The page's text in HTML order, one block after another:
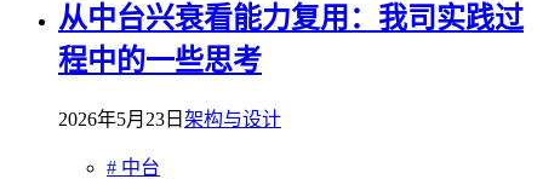
从中台兴衰看能力复用：我司实践过
程中的一些思考
2026年5月23日 架构与设计
# 中台